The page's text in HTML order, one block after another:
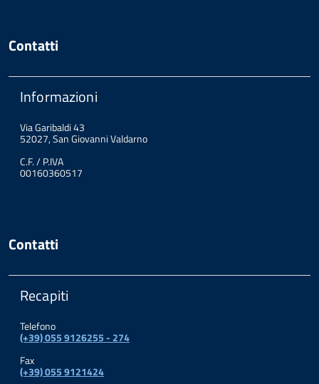
Contatti
Informazioni
Via Garibaldi 43
52027, San Giovanni Valdarno
C.F. / P.IVA
00160360517
Contatti
Recapiti
Telefono
(+39) 055 9126255 - 274
Fax
(+39) 055 9121424